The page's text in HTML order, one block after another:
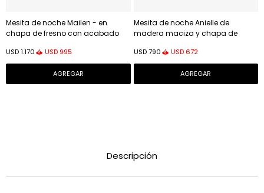
Mesita de noche Mailen - en
chapa de fresno con acabado
USD1.170 USD 995
Mesita de noche Anielle de
madera maciza y chapa de
USD 790 USD 672
Descripción